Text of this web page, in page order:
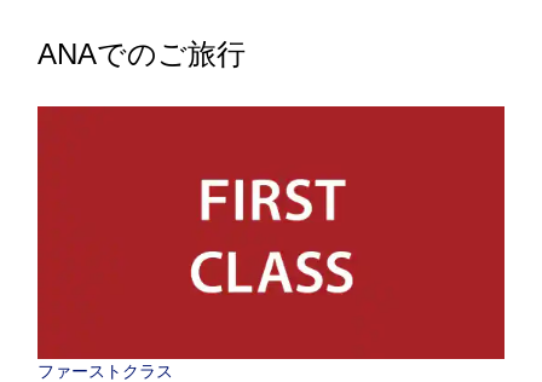
ANAでのご旅行
ファーストクラス